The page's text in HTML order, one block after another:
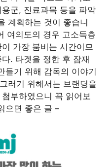
군, 진료과목 등을 파악
계획하는 것이 좋습니
여의도의 경우 고소득층
가장 붐비는 시간이므
. 타겟을 정한 후 잠재
들기 위해 감독의 이야기
러기 위해서는 브랜딩을
부하였으니 꼭 읽어보
으면 좋은 글 –